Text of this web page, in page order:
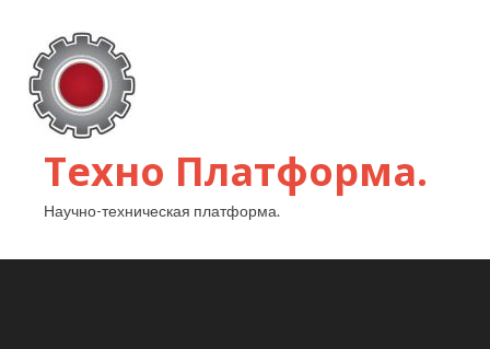
Техно Платформа.
Научно-техническая платформа.